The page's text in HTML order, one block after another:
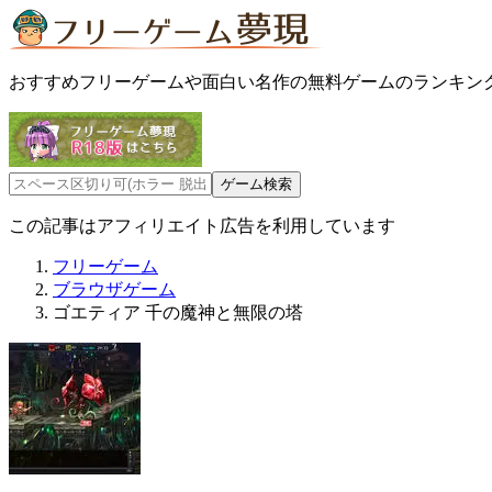
おすすめフリーゲームや面白い名作の無料ゲームのランキン
この記事はアフィリエイト広告を利用しています
フリーゲーム
ブラウザゲーム
ゴエティア 千の魔神と無限の塔